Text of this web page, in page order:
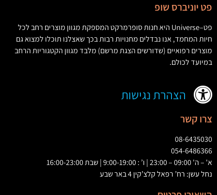
פט יוניברס שופ
פט–
Universe היא חנות סופרמרקט המספקת מגוון מוצרים רחב לכל
חיות המחמד,אנו נבדלים מחנויות רבות בכך שאצלנו תוכלו למצוא גם
מוצרים רפואיים (שדורשים הצגת מרשם) מלבד מגוון הקטגוריות הרחב
במיועד לכולם.
הצהרת נגישות
צרו קשר
08-6435030
054-6486366
א' – ה' 09:00 – 23:00 | ו’ : 9:00-19:00 | שבת 16:00-23:00
נחל עשן: רח’ רפאל קלצ’קין 4 באר שבע